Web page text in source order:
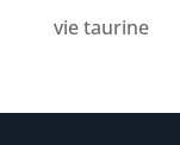
vie taurine